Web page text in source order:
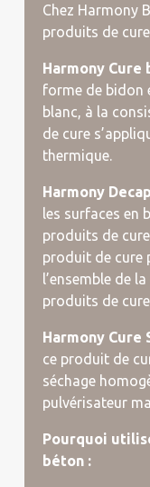
Chez Harmony
produits de
Harmony Cure
forme de bidon
blanc, à la
de cure
thermique.
Harmony
les surfaces en
produits de
produit de cure
l’ensemble de
produits de
Harmony Cure
ce produit de
séchage
pulvérisateur
Pourquoi
béton :